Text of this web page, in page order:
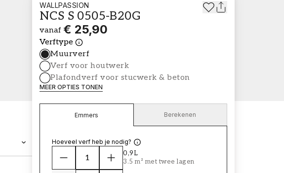
WALLPASSION
NCS S 0505-B20G
vanaf € 25,90
Verftype
Muurverf
Verf voor houtwerk
Plafondverf voor stucwerk & beton
MEER OPTIES TONEN
Emmers Berekenen
Hoeveel verf heb je nodig?
0,9L
3.5 m² met twee lagen